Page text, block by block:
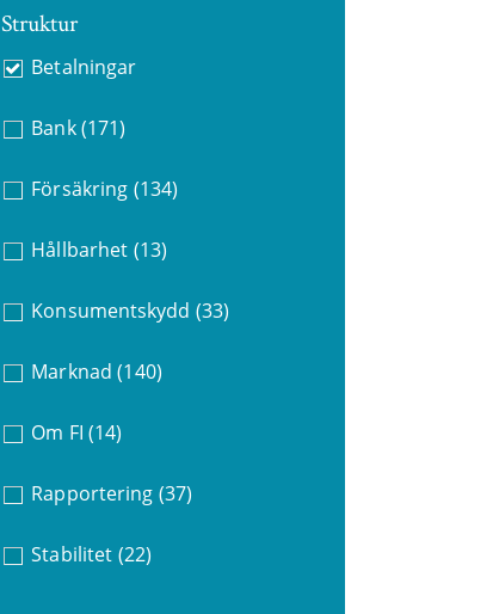
Struktur
Betalningar
Bank (171)
Försäkring (134)
Hållbarhet (13)
Konsumentskydd (33)
Marknad (140)
Om FI (14)
Rapportering (37)
Stabilitet (22)